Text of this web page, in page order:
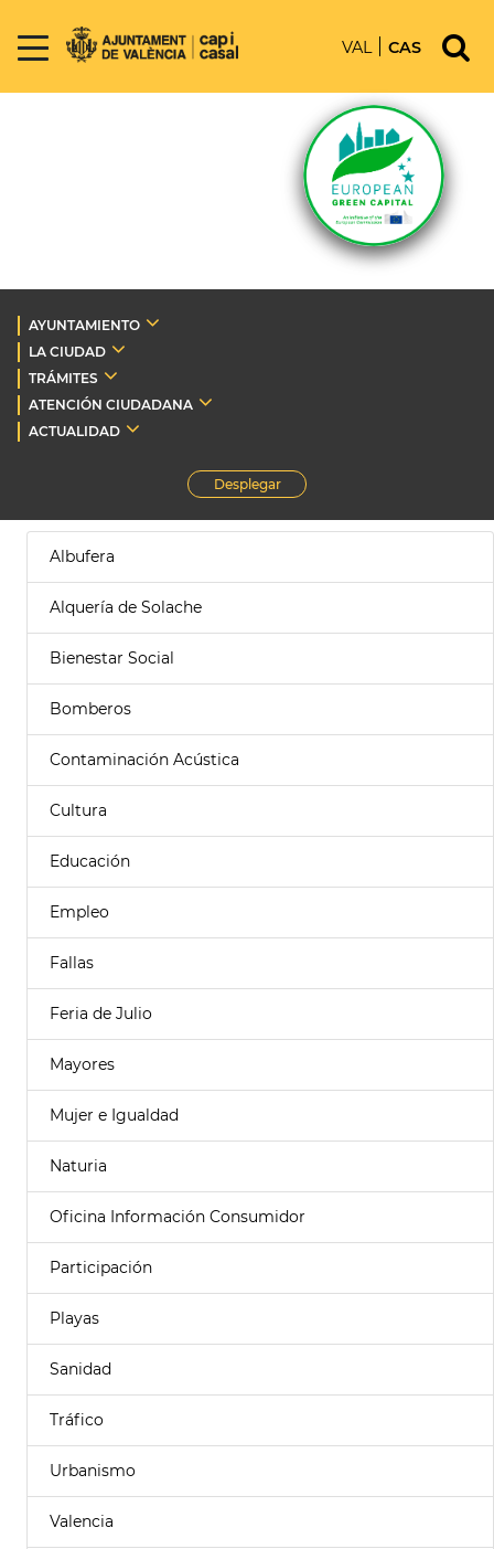
VAL CAS
AYUNTAMIENTO
LA CIUDAD
TRÁMITES
ATENCIÓN CIUDADANA
ACTUALIDAD
Desplegar
Albufera
Alquería de Solache
Bienestar Social
Bomberos
Contaminación Acústica
Cultura
Educación
Empleo
Fallas
Feria de Julio
Mayores
Mujer e Igualdad
Naturia
Oficina Información Consumidor
Participación
Playas
Sanidad
Tráfico
Urbanismo
Valencia